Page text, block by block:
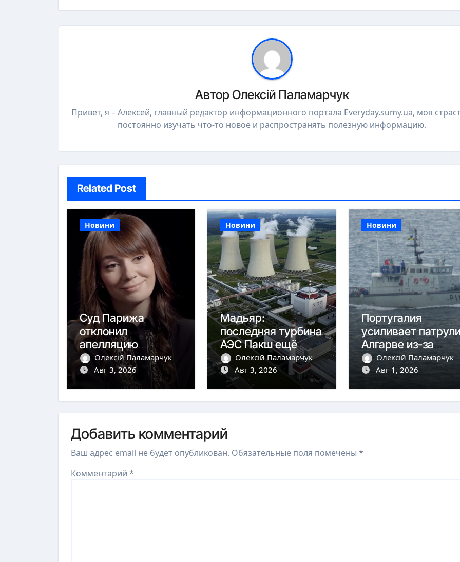
АвторОлексій Паламарчук
Привет, я – Алексей, главный редактор информационного портала Everyday.sumy.ua, моя
постоянно изучать что-то новое и распространять полезную информацию.
Related Post
Новини
Суд Парижа
отклонил
апелляцию
Федоровой о
выдворении
Олексій Паламарчук
Авг 3, 2026
Новини
Мадьяр:
последняя турбина
АЭС Пакш ещё
работает, впереди
5 критических дней
Олексій Паламарчук
Авг 3, 2026
Новини
Португалия
усиливает
Алгарве из-за
кризиса в Сеуте
Олексій Паламарчук
Авг 1, 2026
Добавить комментарий
Ваш адрес email не будет опубликован. Обязательные поля помечены *
Комментарий *